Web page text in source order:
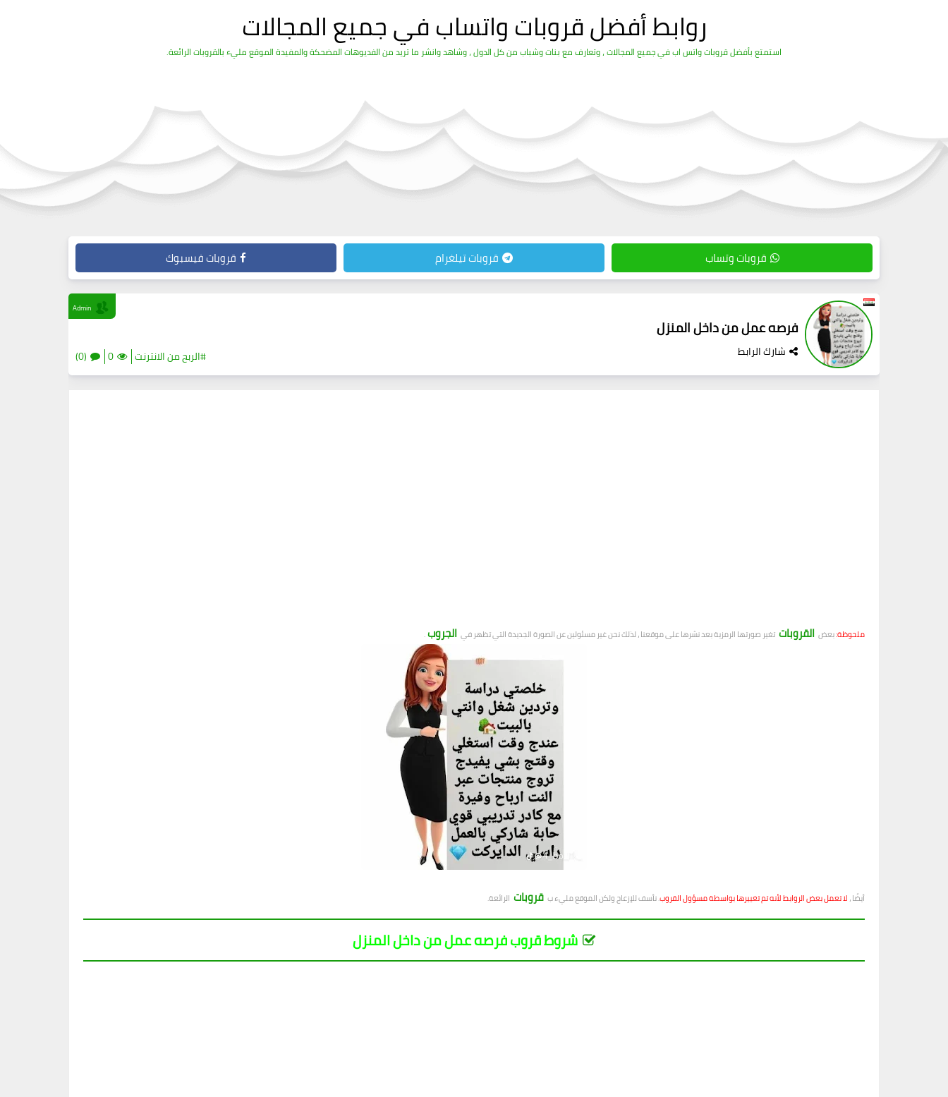
روابط أفضل قروبات واتساب في جميع المجالات
استمتع بأفضل قروبات واتس اب في جميع المجالات ، وتعارف مع بنات وشباب من كل الدول ، وشاهد وانشر ما تريد من الفديوهات المضحكة والمفيدة الموقع مليء بالقروبات الرائعة.
قروبات وتساب قروبات تيلغرام قروبات فيسبوك
فرصه عمل من داخل المنزل
شارك الرابط #الربح من الانترنت 0
(0)
Admin
ملحوظة:بعض القروبات تغير صورتها الرمزية بعد نشرها على موقعنا ، لذلك نحن غير مسئولين عن الصورة الجديدة التي تظهر في الجروب.
أيضًا ، لا تعمل بعض الروابط لأنه تم تغييرها بواسطة مسؤول القروب. نأسف للإزعاج ولكن الموقع مليء ب قروبات الرائعة.
شروط قروب فرصه عمل من داخل المنزل